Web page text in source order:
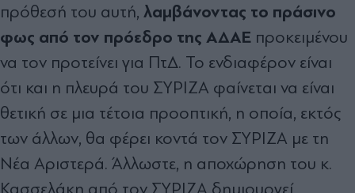
πρόθεσή του αυτή, λαμβάνοντας το πράσινο
φως από τον πρόεδρο της ΑΔΑΕ προκειμένου
να τον προτείνει για ΠτΔ. Το ενδιαφέρον είναι
ότι και η πλευρά του ΣΥΡΙΖΑ φαίνεται να είναι
θετική σε μια τέτοια προοπτική, η οποία, εκτός
των άλλων, θα φέρει κοντά τον ΣΥΡΙΖΑ με τη
Νέα Αριστερά. Άλλωστε, η αποχώρηση του κ.
Κασσελάκη από τον ΣΥΡΙΖΑ δημιουργεί